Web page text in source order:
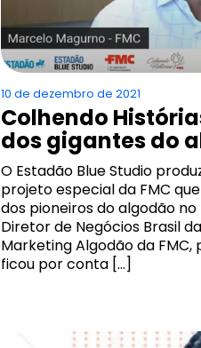
10 de dezembro de 2021
Colhendo
dos gigantes do
O Estadão Blue Studio
projeto especial da FMC
dos pioneiros do algodão
Diretor de Negócios Brasil
Marketing Algodão da
ficou por conta […]